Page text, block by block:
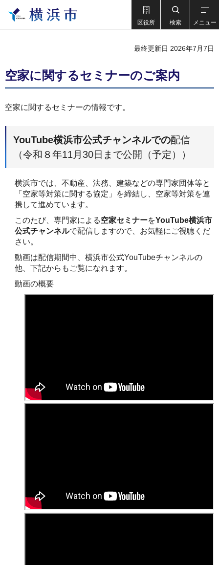
区役所 検索 メニュー
最終更新日 2026年7月7日
空家に関するセミナーのご案内
空家に関するセミナーの情報です。
YouTube横浜市公式チャンネルでの配信
（令和８年11月30日まで公開（予定））
横浜市では、不動産、法務、建築などの専門家団体等と
「空家等対策に関する協定」を締結し、空家等対策を連
携して進めています。
このたび、専門家による空家セミナーをYouTube横浜市
公式チャンネルで配信しますので、お気軽にご視聴くだ
さい。
動画は配信期間中、横浜市公式YouTubeチャンネルの
他、下記からもご覧になれます。
動画の概要